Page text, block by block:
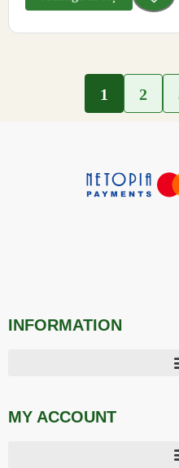
1 2
INFORMATION
MY ACCOUNT